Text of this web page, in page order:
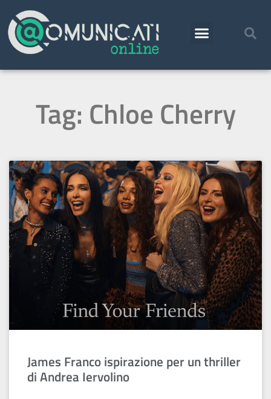
Tag: Chloe Cherry
James Franco ispirazione per un thriller
di Andrea Iervolino